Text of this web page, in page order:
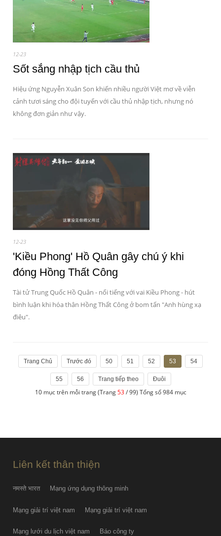
12-23
Sốt sắng nhập tịch cầu thủ
Hiệu ứng Nguyễn Xuân Son khiến nhiều người Việt mơ về viễn
cảnh tươi sáng cho đội tuyển với cầu thủ nhập tịch, nhưng nó
không đơn giản như vậy.
12-23
'Kiều Phong' Hồ Quân gây chú ý khi
đóng Hồng Thất Công
Tài tử Trung Quốc Hồ Quân - nổi tiếng với vai Kiều Phong - hút
bình luận khi hóa thân Hồng Thất Công ở bom tấn "Anh hùng xạ
điêu".
Trang Chủ Trước đó 50 51 52 53 54
55 56 Trang tiếp theo Đuôi
10 mục trên mỗi trang (Trang53/ 99) Tổng số 984 mục
Liên kết thân thiện
नमस्ते भारत Mạng ứng dụng thông minh
Mạng giải trí việt nam Mạng giải trí việt nam
Mạng lưới du lịch việt nam Báo công ty